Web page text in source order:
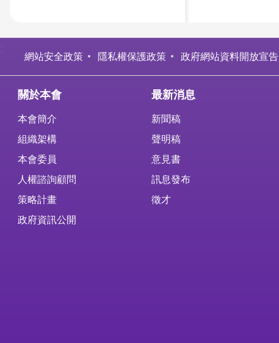
網站安全政策 隱私權保護政策 政府網站資料開放宣告
關於本會
本會簡介
組織架構
本會委員
人權諮詢顧問
策略計畫
政府資訊公開
最新消息
新聞稿
聲明稿
意見書
訊息發布
徵才